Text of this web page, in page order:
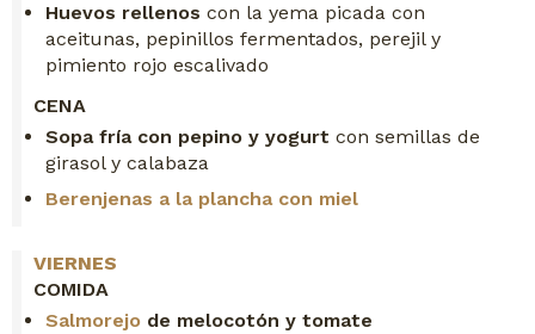
Huevos rellenos con la yema picada con
aceitunas, pepinillos fermentados, perejil y
pimiento rojo escalivado
CENA
Sopa fría con pepino y yogurt con semillas de
girasol y calabaza
Berenjenas a la plancha con miel
VIERNES
COMIDA
Salmorejo de melocotón y tomate